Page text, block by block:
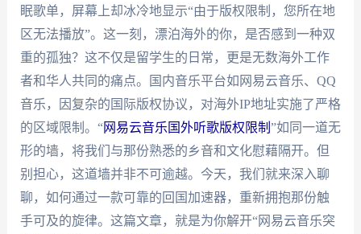
眠歌单，屏幕上却冰冷地显示“由于版权限制，您所在地
区无法播放”。这一刻，漂泊海外的你，是否感到一种双
重的孤独？这不仅是留学生的日常，更是无数海外工作
者和华人共同的痛点。国内音乐平台如网易云音乐、QQ
音乐，因复杂的国际版权协议，对海外IP地址实施了严格
的区域限制。“网易云音乐国外听歌版权限制 ”如同一道无
形的墙，将我们与那份熟悉的乡音和文化慰藉隔开。但
别担心，这道墙并非不可逾越。今天，我们就来深入聊
聊，如何通过一款可靠的回国加速器，重新拥抱那份触
手可及的旋律。这篇文章，就是为你解开“网易云音乐突